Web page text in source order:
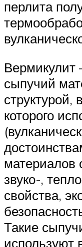
перлита
Вермикулит
сыпучий
структурой,
которого
материалов
звуко-,
свойства,
Такие
используют